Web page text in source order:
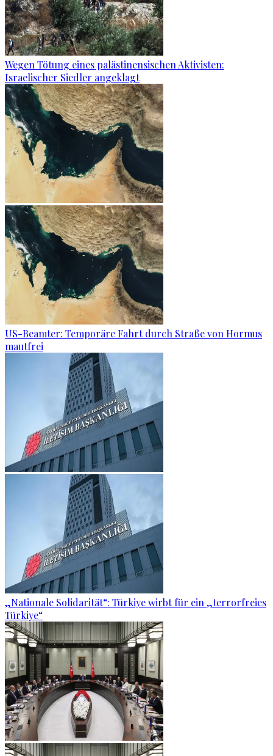
Wegen Tötung eines palästinensischen Aktivisten:
Israelischer Siedler angeklagt
US-Beamter: Temporäre Fahrt durch Straße von Hormus
mautfrei
„Nationale Solidarität“: Türkiye wirbt für ein „terrorfreies
Türkiye“